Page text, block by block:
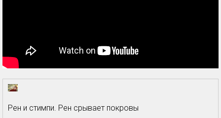
Рен и стимпи. Рен срывает покровы